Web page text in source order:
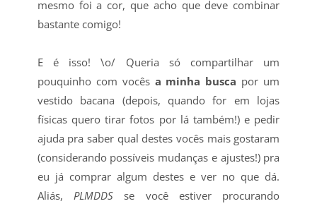
mesmo foi a cor, que acho que deve combinar
bastante comigo!
E é isso! \o/ Queria só compartilhar um
pouquinho com vocês a minha busca por um
vestido bacana (depois, quando for em lojas
físicas quero tirar fotos por lá também!) e pedir
ajuda pra saber qual destes vocês mais gostaram
(considerando possíveis mudanças e ajustes!) pra
eu já comprar algum destes e ver no que dá.
Aliás,PLMDDS se você estiver procurando